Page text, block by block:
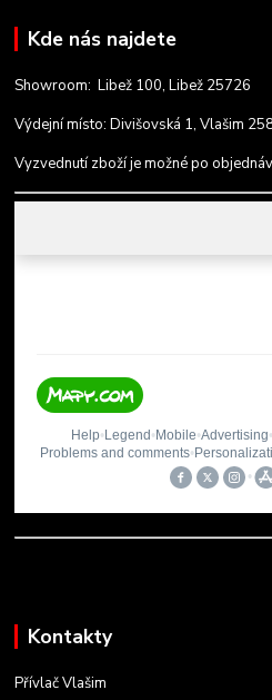
Kde nás najdete
Showroom: Libež 100, Libež 25726
Výdejní místo: Divišovská 1, Vlašim
Vyzvednutí zboží je možné po
Kontakty
Přívlač Vlašim